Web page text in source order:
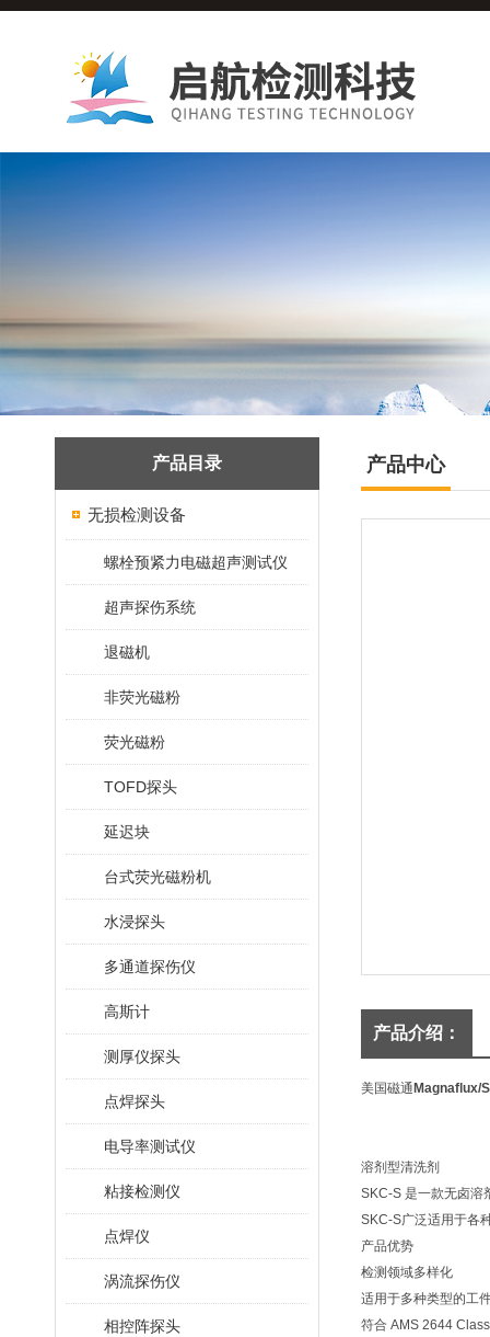
产品目录
无损检测设备
螺栓预紧力电磁超声测试仪
超声探伤系统
退磁机
非荧光磁粉
荧光磁粉
TOFD探头
延迟块
台式荧光磁粉机
水浸探头
多通道探伤仪
高斯计
测厚仪探头
点焊探头
电导率测试仪
粘接检测仪
点焊仪
涡流探伤仪
相控阵探头
产品中心
产品介绍：
美国磁通 Magnaflux/
溶剂型清洗剂
SKC-S 是一款无卤溶
SKC-S广泛适用于各
产品优势
检测领域多样化
适用于多种类型的工
符合 AMS 2644